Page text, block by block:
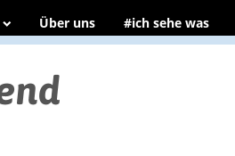
Über uns #ich sehe was